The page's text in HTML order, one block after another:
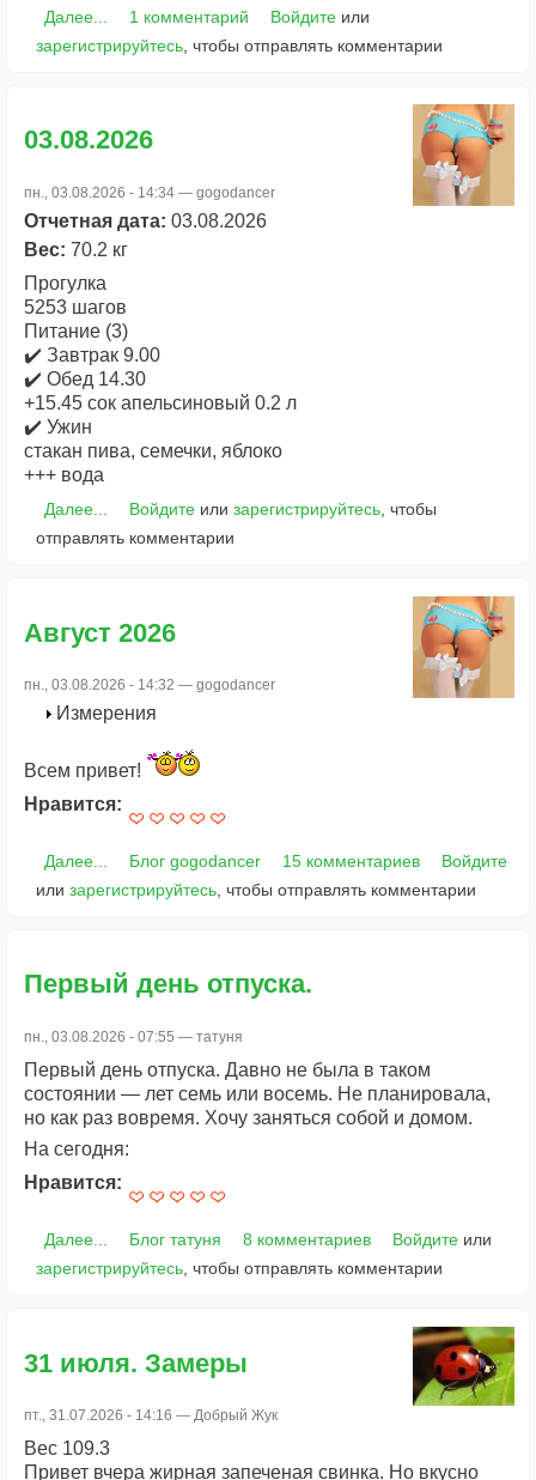
Далее... 1 комментарий Войдитеили
зарегистрируйтесь , чтобы отправлять комментарии
03.08.2026
пн., 03.08.2026 - 14:34 — gogodancer
Отчетная дата: 03.08.2026
Вес: 70.2 кг
Прогулка
5253 шагов
Питание (3)
✔️ Завтрак 9.00
✔️ Обед 14.30
+15.45 сок апельсиновый 0.2 л
✔️ Ужин
стакан пива, семечки, яблоко
+++ вода
Далее... Войдитеили зарегистрируйтесь, чтобы
отправлять комментарии
Август 2026
пн., 03.08.2026 - 14:32 — gogodancer
Измерения
Всем привет!
Нравится:
Далее... Блог gogodancer 15 комментариев
Войдите
или зарегистрируйтесь , чтобы отправлять комментарии
Первый день отпуска.
пн., 03.08.2026 - 07:55 — татуня
Первый день отпуска. Давно не была в таком
состоянии — лет семь или восемь. Не планировала,
но как раз вовремя. Хочу заняться собой и домом.
На сегодня:
Нравится:
Далее... Блог татуня 8 комментариев Войдитеили
зарегистрируйтесь , чтобы отправлять комментарии
31 июля. Замеры
пт., 31.07.2026 - 14:16 — Добрый Жук
Вес 109.3
Привет вчера жирная запеченая свинка. Но вкусно